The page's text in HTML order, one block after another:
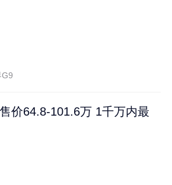
价64.8-101.6万 1千万内最